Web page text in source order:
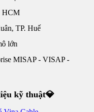
HCM
TP. Huế
lớn
MISAP - VISAP -
kỹ thuật💎